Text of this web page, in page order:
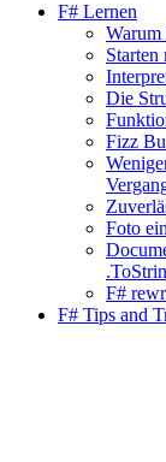
F# Lernen
Warum
Starten
Die
Fizz
Foto
F#
F# Tips and